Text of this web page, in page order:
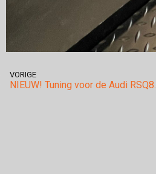
VORIGE
NIEUW! Tuning voor de Audi RSQ8.